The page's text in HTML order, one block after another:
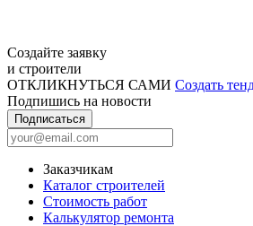
Создайте заявку
и строители
ОТКЛИКНУТЬСЯ САМИ Создать
Подпишись на новости
Подписаться
Заказчикам
Каталог строителей
Стоимость работ
Калькулятор ремонта